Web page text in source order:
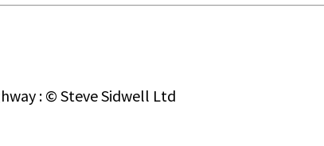
: © Steve Sidwell Ltd